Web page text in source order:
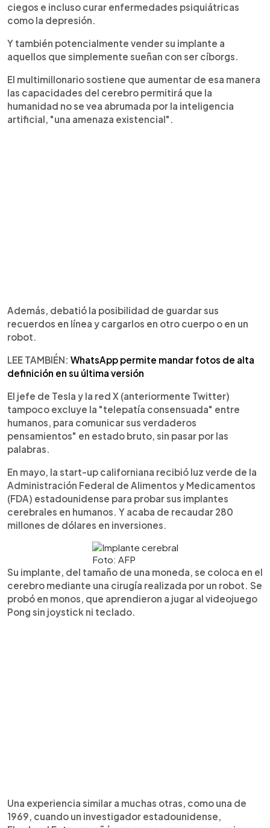
ciegos e incluso curar enfermedades psiquiátricas
como la depresión.
Y también potencialmente vender su implante a
aquellos que simplemente sueñan con ser cíborgs.
El multimillonario sostiene que aumentar de esa manera
las capacidades del cerebro permitirá que la
humanidad no se vea abrumada por la inteligencia
artificial, "una amenaza existencial".
Además, debatió la posibilidad de guardar sus
recuerdos en línea y cargarlos en otro cuerpo o en un
robot.
LEE TAMBIÉN: WhatsApp permite mandar fotos de alta
definición en su última versión
El jefe de Tesla y la red X (anteriormente Twitter)
tampoco excluye la "telepatía consensuada" entre
humanos, para comunicar sus verdaderos
pensamientos" en estado bruto, sin pasar por las
palabras.
En mayo, la start-up californiana recibió luz verde de la
Administración Federal de Alimentos y Medicamentos
(FDA) estadounidense para probar sus implantes
cerebrales en humanos. Y acaba de recaudar 280
millones de dólares en inversiones.
Foto: AFP
Su implante, del tamaño de una moneda, se coloca en el
cerebro mediante una cirugía realizada por un robot. Se
probó en monos, que aprendieron a jugar al videojuego
Pong sin joystick ni teclado.
Una experiencia similar a muchas otras, como una de
1969, cuando un investigador estadounidense,